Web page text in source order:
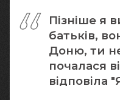
Пізніше я
батьків,
Доню, ти
почалася
відповіла